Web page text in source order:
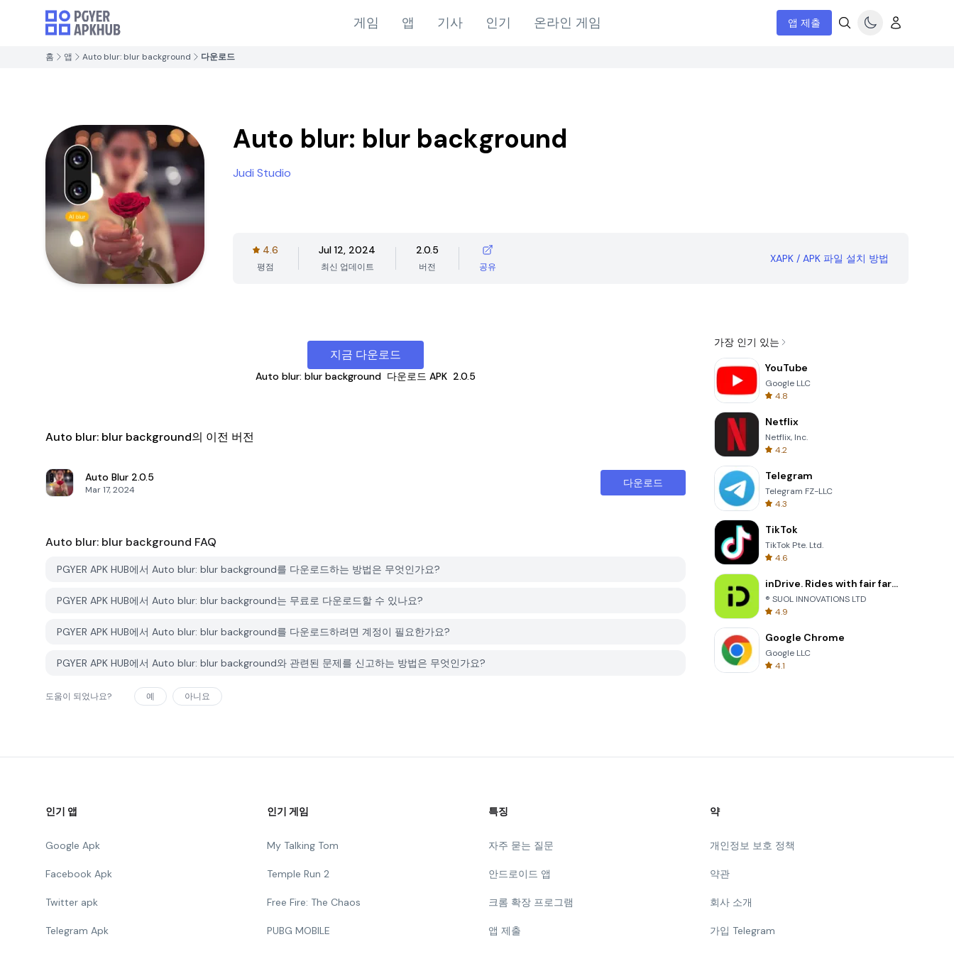
게임 앱 기사 인기 온라인 게임 앱 제출
홈 앱 Auto blur: blur background 다운로드
Auto blur: blur background
Judi Studio
4.6
평점
Jul 12, 2024
최신 업데이트
2.0.5
버전 공유
XAPK / APK 파일 설치 방법
지금 다운로드
Auto blur: blur background 다운로드 APK 2.0.5
Auto blur: blur background의 이전 버전
Auto Blur 2.0.5
Mar 17, 2024
다운로드
Auto blur: blur background FAQ
PGYER APK HUB에서 Auto blur: blur background를 다운로드하는 방법은 무엇인가요?
PGYER APK HUB에서 Auto blur: blur background는 무료로 다운로드할 수 있나요?
PGYER APK HUB에서 Auto blur: blur background를 다운로드하려면 계정이 필요한가요?
PGYER APK HUB에서 Auto blur: blur background와 관련된 문제를 신고하는 방법은 무엇인가요?
도움이 되었나요? 예 아니요
가장 인기 있는
YouTube
Google LLC
4.8
Netflix
Netflix, Inc.
4.2
Telegram
Telegram FZ-LLC
4.3
TikTok
TikTok Pte. Ltd.
4.6
inDrive. Rides with fair fares
® SUOL INNOVATIONS LTD
4.9
Google Chrome
Google LLC
4.1
인기 앱
Google Apk
Facebook Apk
Twitter apk
Telegram Apk
인기 게임
My Talking Tom
Temple Run 2
Free Fire: The Chaos
PUBG MOBILE
특징
자주 묻는 질문
안드로이드 앱
크롬 확장 프로그램
앱 제출
약
개인정보 보호 정책
약관
회사 소개
가입 Telegram